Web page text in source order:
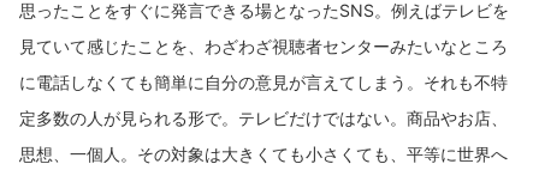
思ったことをすぐに発言できる場となったSNS。例えばテレビを
見ていて感じたことを、わざわざ視聴者センターみたいなところ
に電話しなくても簡単に自分の意見が言えてしまう。それも不特
定多数の人が見られる形で。テレビだけではない。商品やお店、
思想、一個人。その対象は大きくても小さくても、平等に世界へ